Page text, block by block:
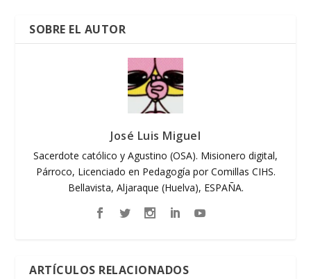
SOBRE EL AUTOR
José Luis Miguel
Sacerdote católico y Agustino (OSA). Misionero digital,
Párroco, Licenciado en Pedagogía por Comillas CIHS.
Bellavista, Aljaraque (Huelva), ESPAÑA.
ARTÍCULOS RELACIONADOS